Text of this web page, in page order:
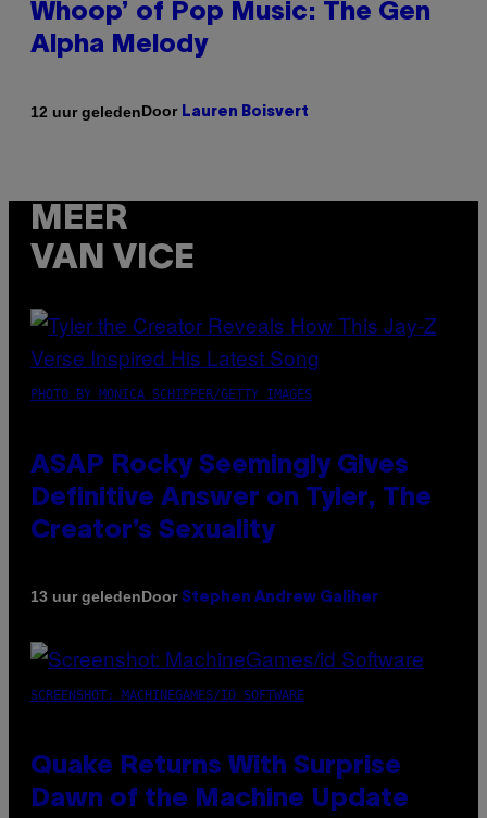
Whoop’ of Pop Music: The Gen
Alpha Melody
12 uur geledenDoor Lauren Boisvert
MEER
VAN VICE
PHOTO BY MONICA SCHIPPER/GETTY IMAGES
ASAP Rocky Seemingly Gives
Definitive Answer on Tyler, The
Creator’s Sexuality
13 uur geledenDoor Stephen Andrew Galiher
SCREENSHOT: MACHINEGAMES/ID SOFTWARE
Quake Returns With Surprise
Dawn of the Machine Update